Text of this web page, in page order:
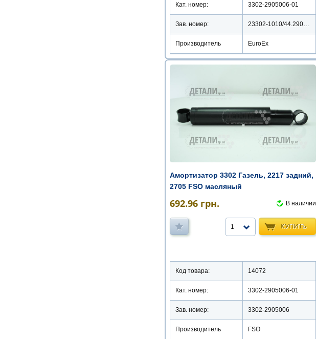
Кат. номер: 3302-2905006-01
Зав. номер: 23302-1010/44.2905402-3302-2905006
Производитель EuroEx
Амортизатор 3302 Газель, 2217 задний,
2705 FSO масляный
692.96 грн. В наличии
КУПИТЬ
1
Код товара: 14072
Кат. номер: 3302-2905006-01
Зав. номер: 3302-2905006
Производитель FSO